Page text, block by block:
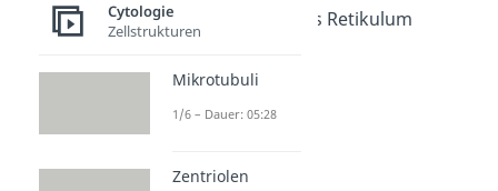
Endoplasmatisches Retikulum
Dauer: 04:55
Dauer: 04:15
Golgi Apparat
Dauer: 05:05
Cytologie
Zellstrukturen
Mikrotubuli
1/6 – Dauer: 05:28
Zentriolen